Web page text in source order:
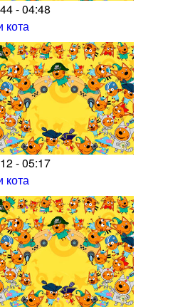
- 04:48
кота
- 05:17
кота